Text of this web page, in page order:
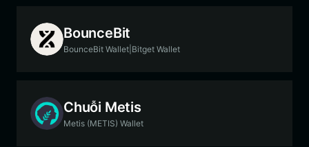
BounceBit
BounceBit Wallet|Bitget Wallet
Chuỗi Metis
Metis (METIS) Wallet